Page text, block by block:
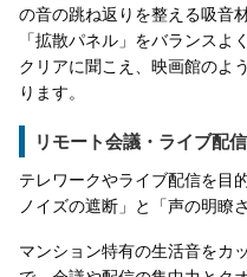
の音の跳ね返りを整える吸音
「拡散パネル」をバランス
クリアに聞こえ、映画館のよ
ります。
リモート会議・ライブ配
テレワークやライブ配信を目
ノイズの遮断」と「声の明瞭
マンション特有の生活音をカ